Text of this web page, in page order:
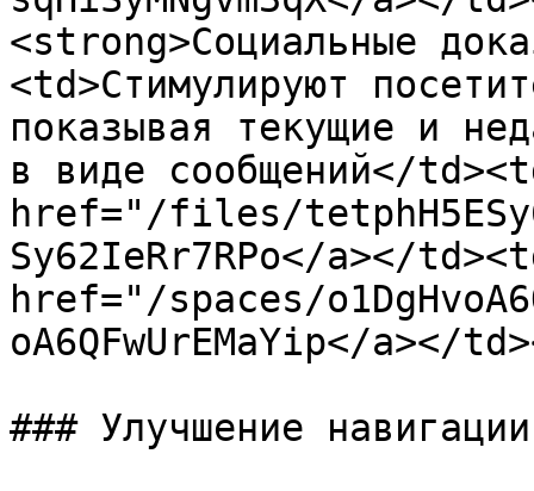
<strong>Социальные
<td>Стимулируют
показывая текущие и
в виде сообщений</
href="/files/
Sy62IeRr7RPo</a></
href="/spaces/
oA6QFwUrEMaYip</
### Улучшение навигации